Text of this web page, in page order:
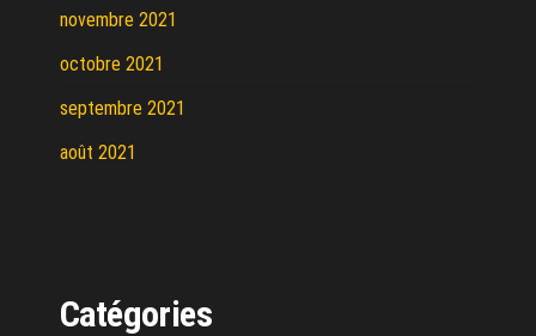
novembre 2021
octobre 2021
septembre 2021
août 2021
Catégories